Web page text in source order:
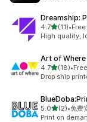
Dreamship:
4.7별 5개 중
(11)
총 리뷰 11개
•
High quality,
Art of Where
4.7별 5개 중
(18)
총 리뷰 18개
•
Drop ship
5.0별 5개 중
(2)
총 리뷰 2개
•免费
Print on